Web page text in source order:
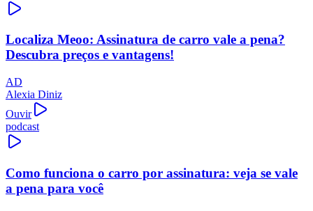
Localiza Meoo: Assinatura de carro vale a pena?
Descubra preços e vantagens!
AD
Alexia Diniz
Ouvir
podcast
Como funciona o carro por assinatura: veja se vale
a pena para você